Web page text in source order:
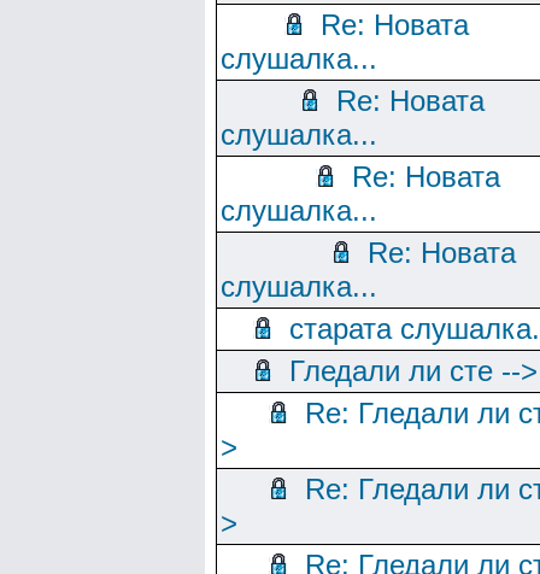
Re: Новата
слушалка...
Re: Новата
слушалка...
Re: Новата
слушалка...
Re: Новата
слушалка...
старата
Гледали ли сте -->
Re: Гледали ли
>
Re: Гледали ли
>
Re: Гледали ли